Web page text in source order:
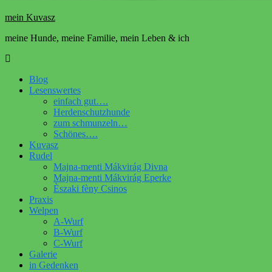
mein Kuvasz
meine Hunde, meine Familie, mein Leben & ich
Blog
Lesenswertes
einfach gut….
Herdenschutzhunde
zum schmunzeln…
Schönes….
Kuvasz
Rudel
Majna-menti Mákvirág Divna
Majna-menti Mákvirág Eperke
Èszaki fèny Csinos
Praxis
Welpen
A-Wurf
B-Wurf
C-Wurf
Galerie
in Gedenken